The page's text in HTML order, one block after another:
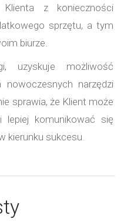
z konieczności
sprzętu, a tym
biurze.
uzyskuje możliwość
nowoczesnych narzędzi
sprawia, że Klient może
lepiej komunikować się
kierunku sukcesu.